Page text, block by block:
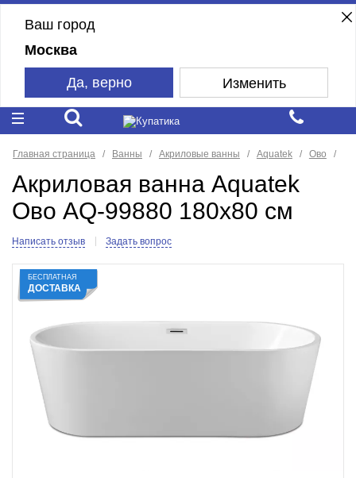
Ваш город
Москва
Да, верно Изменить
Главная страница Ванны Акриловые ванны Aquatek Ово
Акриловая ванна Aquatek
Ово AQ-99880 180х80 см
Написать отзыв Задать вопрос
БЕСПЛАТНАЯ
ДОСТАВКА